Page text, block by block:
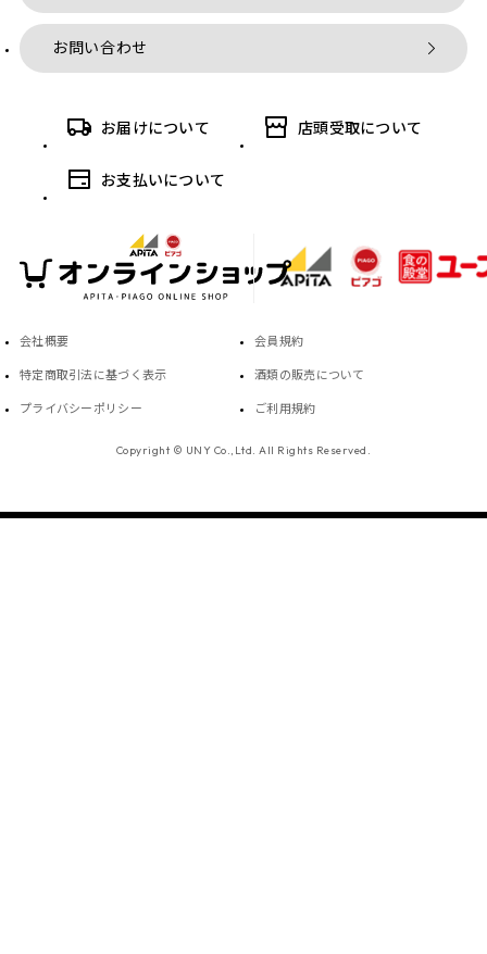
お問い合わせ
お届けについて 店頭受取について
お支払いについて
会社概要 会員規約
特定商取引法に基づく表示 酒類の販売について
プライバシーポリシー ご利用規約
Copyright © UNY Co.,Ltd. All Rights Reserved.